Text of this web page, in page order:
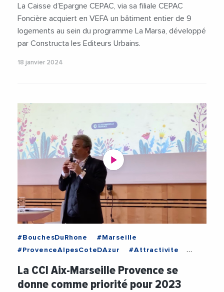
La Caisse d’Epargne CEPAC, via sa filiale CEPAC
Foncière acquiert en VEFA un bâtiment entier de 9
logements au sein du programme La Marsa, développé
par Constructa les Editeurs Urbains.
18 janvier 2024
#BouchesDuRhone
#Marseille
#ProvenceAlpesCoteDAzur
#Attractivite
#Entreprises
#Foncier
#JeanLucChauvin
#Videos
La CCI Aix-Marseille Provence se
donne comme priorité pour 2023